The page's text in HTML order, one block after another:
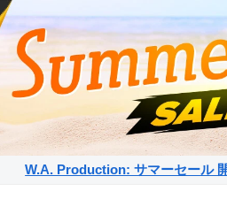
W.A. Production: サマーセール